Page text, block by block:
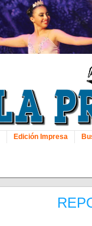
Edición Impresa